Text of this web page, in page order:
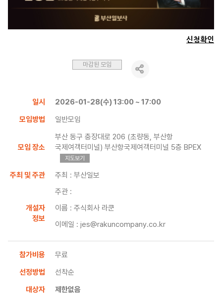
신청확인
마감된 모임
일시
2026-01-28(수) 13:00 ~ 17:00
모임방법
일반모임
모임 장소
부산 동구 충장대로 206 (초량동, 부산항
국제여객터미널) 부산항국제여객터미널 5층 BPEX
지도보기
주최 및 주관
주최 : 부산일보
주관 :
개설자
정보
이름 : 주식회사 라쿤
이메일 : jes@rakuncompany.co.kr
참가비용
무료
선정방법
선착순
대상자
제한없음